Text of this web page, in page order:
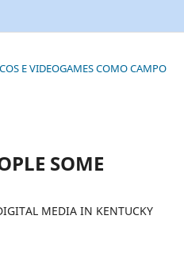
E VIDEOGAMES COMO CAMPO
SOME
MEDIA IN KENTUCKY